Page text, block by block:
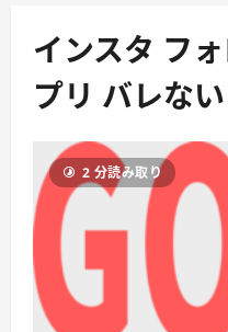
ー
インスタ フ
プリ バレない
2 分読み取り